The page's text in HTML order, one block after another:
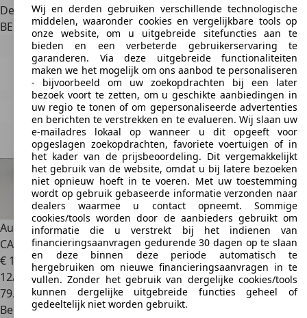
Dealer
BE 1770Liedekerke
Audi A3A3 Sportback 30 TFSI look S line S tronic | CUIR |
CARPLAY
€ 19.690
12/2021
79.000 km
Benzine
Wij en derden gebruiken verschillende technologische
middelen, waaronder cookies en vergelijkbare tools op
onze website, om u uitgebreide sitefuncties aan te
bieden en een verbeterde gebruikerservaring te
garanderen. Via deze uitgebreide functionaliteiten
maken we het mogelijk om ons aanbod te personaliseren
- bijvoorbeeld om uw zoekopdrachten bij een later
bezoek voort te zetten, om u geschikte aanbiedingen in
uw regio te tonen of om gepersonaliseerde advertenties
en berichten te verstrekken en te evalueren. Wij slaan uw
e-mailadres lokaal op wanneer u dit opgeeft voor
opgeslagen zoekopdrachten, favoriete voertuigen of in
het kader van de prijsbeoordeling. Dit vergemakkelijkt
het gebruik van de website, omdat u bij latere bezoeken
niet opnieuw hoeft in te voeren. Met uw toestemming
wordt op gebruik gebaseerde informatie verzonden naar
dealers waarmee u contact opneemt. Sommige
cookies/tools worden door de aanbieders gebruikt om
informatie die u verstrekt bij het indienen van
financieringsaanvragen gedurende 30 dagen op te slaan
en deze binnen deze periode automatisch te
hergebruiken om nieuwe financieringsaanvragen in te
vullen. Zonder het gebruik van dergelijke cookies/tools
kunnen dergelijke uitgebreide functies geheel of
gedeeltelijk niet worden gebruikt.